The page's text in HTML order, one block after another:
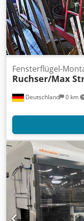
Deutschland 0 km
Fensterflügel-
Ruchser/Max